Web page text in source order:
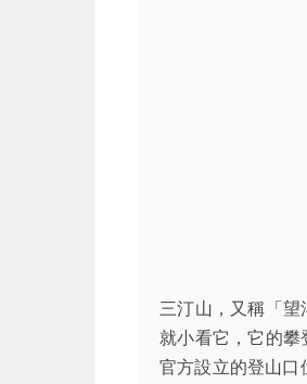
三汀山，又稱「望
就小看它，它的攀
官方設立的登山